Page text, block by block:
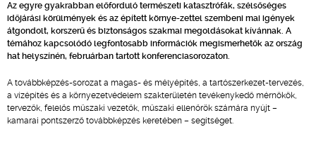
Az egyre gyakrabban előforduló természeti katasztrófák, szélsőséges
időjárási körülmények és az épített környe-zettel szembeni mai igények
átgondolt, korszerű és biztonságos szakmai megoldásokat kívánnak. A
témához kapcsolódó legfontosabb információk megismerhetők az ország
hat helyszínén, februárban tartott konferenciasorozaton.
A továbbképzés-sorozat a magas- és mélyépítés, a tartószerkezet-tervezés,
a vízépítés és a környezetvédelem szakterületén tevékenykedő mérnökök,
tervezők, felelős műszaki vezetők, műszaki ellenőrök számára nyújt –
kamarai pontszerző továbbképzés keretében – segítséget.